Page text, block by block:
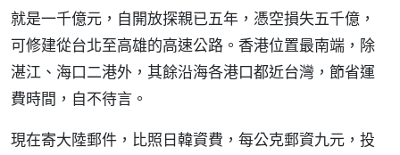
就是一千億元，自開放探親已五年，憑空損失五千億，
可修建從台北至高雄的高速公路。香港位置最南端，除
湛江、海口二港外，其餘沿海各港口都近台灣，節省運
費時間，自不待言。
現在寄大陸郵件，比照日韓資費，每公克郵資九元，投